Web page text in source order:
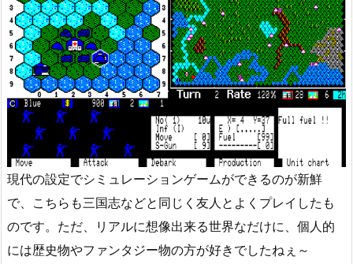
現代の設定でシミュレーションゲームができるのが新鮮
で、こちらも三国志などと同じく友人とよくプレイしたも
のです。ただ、リアルに想像出来る世界なだけに、個人的
には歴史物やファンタジー物の方が好きでしたねぇ～